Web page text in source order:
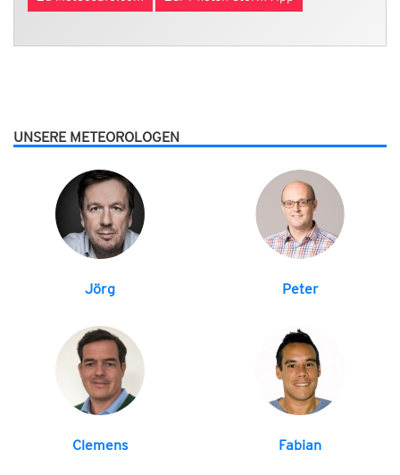
UNSERE METEOROLOGEN
Jörg Peter
Clemens Fabian